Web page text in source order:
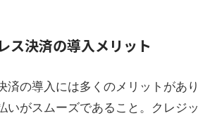
ス決済の導入メリット
済の導入には多くのメリットがあり
いがスムーズであること。クレジッ